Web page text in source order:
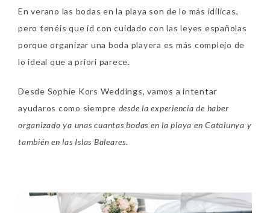
En verano las bodas en la playa son de lo más idílicas,
pero tenéis que id con cuidado con las leyes españolas
porque organizar una boda playera es más complejo de
lo ideal que a priori parece.
Desde Sophie Kors Weddings, vamos a intentar
ayudaros como siempre desde la experiencia de haber
organizado ya unas cuantas bodas en la playa en Catalunya y
también en las Islas Baleares.